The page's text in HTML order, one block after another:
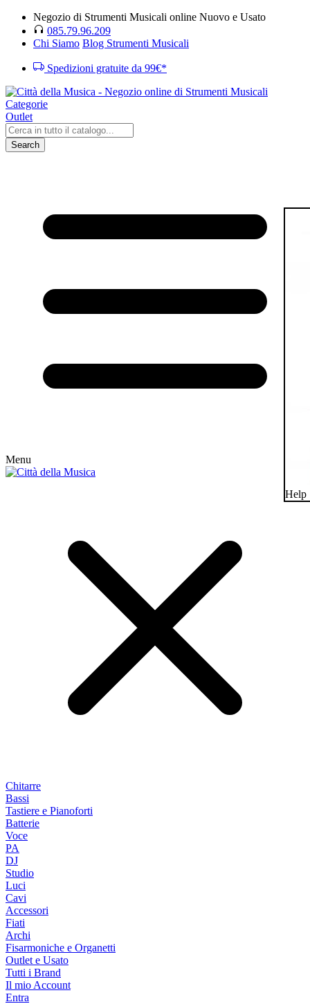
Negozio di Strumenti Musicali online Nuovo e Usato
085.79.96.209
Chi Siamo Blog Strumenti Musicali
Spedizioni gratuite da 99€*
Categorie
Outlet
Search
Menu
Chitarre
Bassi
Tastiere e Pianoforti
Batterie
Voce
PA
DJ
Studio
Luci
Cavi
Accessori
Fiati
Archi
Fisarmoniche e Organetti
Outlet e Usato
Tutti i Brand
Il mio Account
Entra
Help